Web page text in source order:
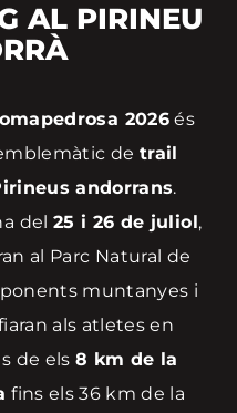
AL PIRINEU
2026és
de trail
andorrans.
del 25 i 26 de juliol,
al Parc Natural de
muntanyes i
als atletes en
de els 8 km de la
fins els 36 km de la